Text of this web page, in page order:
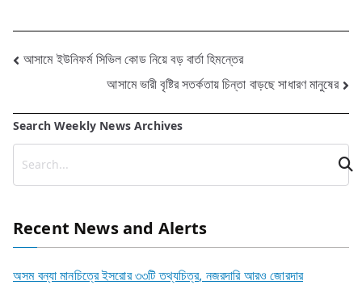
Post
navigation
আসামে ইউনিফর্ম সিভিল কোড নিয়ে বড় বার্তা হিমন্তের
আসামে ভারী বৃষ্টির সতর্কতায় চিন্তা বাড়ছে সাধারণ মানুষের
Search Weekly News Archives
Recent News and Alerts
অসম বন্যা মানচিত্রে ইসরোর ৩৩টি তথ্যচিত্র, নজরদারি আরও জোরদার